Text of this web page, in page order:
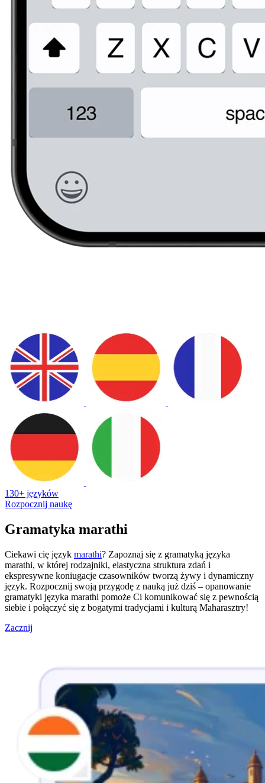
130+ języków
Rozpocznij naukę
Gramatyka marathi
Ciekawi cię język marathi? Zapoznaj się z gramatyką języka
marathi, w której rodzajniki, elastyczna struktura zdań i
ekspresywne koniugacje czasowników tworzą żywy i dynamiczny
język. Rozpocznij swoją przygodę z nauką już dziś – opanowanie
gramatyki języka marathi pomoże Ci komunikować się z pewnością
siebie i połączyć się z bogatymi tradycjami i kulturą Maharasztry!
Zacznij